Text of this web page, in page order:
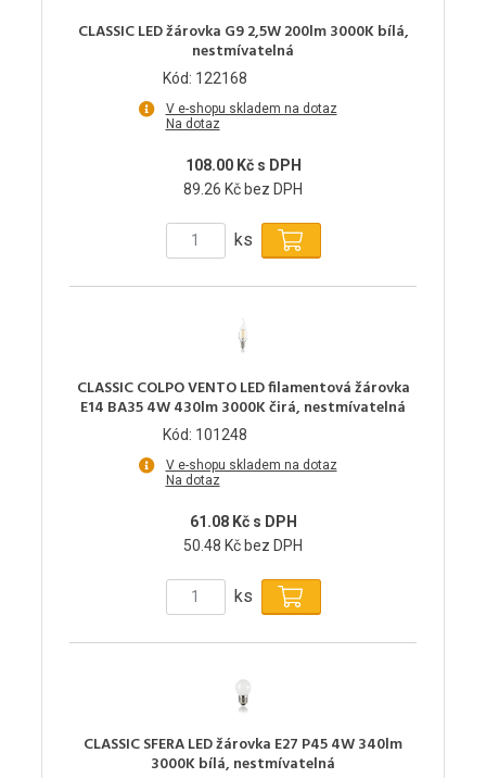
CLASSIC LED žárovka G9 2,5W 200lm 3000K bílá,
nestmívatelná
Kód: 122168
V e-shopu skladem na dotaz
Na dotaz
108.00 Kč s DPH
89.26 Kč bez DPH
ks
CLASSIC COLPO VENTO LED filamentová žárovka
E14 BA35 4W 430lm 3000K čirá, nestmívatelná
Kód: 101248
V e-shopu skladem na dotaz
Na dotaz
61.08 Kč s DPH
50.48 Kč bez DPH
ks
CLASSIC SFERA LED žárovka E27 P45 4W 340lm
3000K bílá, nestmívatelná